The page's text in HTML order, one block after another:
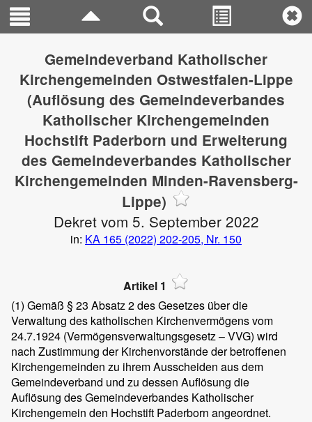
Gemeindeverband Katholischer
Kirchengemeinden Ostwestfalen-Lippe
(Auflösung des Gemeindeverbandes
Katholischer Kirchengemeinden
Hochstift Paderborn und Erweiterung
des Gemeindeverbandes Katholischer
Kirchengemeinden Minden-Ravensberg-
Lippe)
Dekret vom 5. September 2022
in: KA 165 (2022) 202-205, Nr. 150
Artikel 1
(1) Gemäß § 23 Absatz 2 des Gesetzes über die
Verwaltung des katholischen Kirchenvermögens vom
24.7.1924 (Vermögensverwaltungsgesetz – VVG) wird
nach Zustimmung der Kirchenvorstände der betroffenen
Kirchengemeinden zu ihrem Ausscheiden aus dem
Gemeindeverband und zu dessen Auflösung die
Auflösung des Gemeindeverbandes Katholischer
Kirchengemein den Hochstift Paderborn angeordnet.